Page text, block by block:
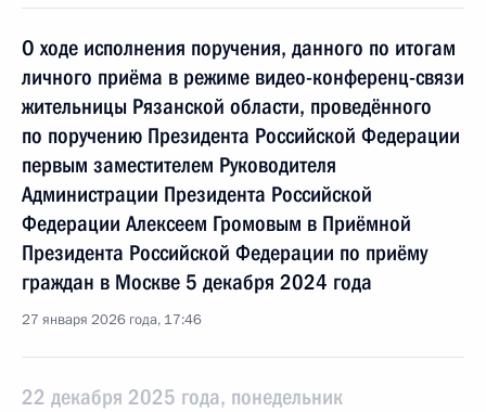
О ходе исполнения поручения, данного по итогам
личного приёма в режиме видео-конференц-связи
жительницы Рязанской области, проведённого
по поручению Президента Российской Федерации
первым заместителем Руководителя
Администрации Президента Российской
Федерации Алексеем Громовым в Приёмной
Президента Российской Федерации по приёму
граждан в Москве 5 декабря 2024 года
27 января 2026 года, 17:46
22 декабря 2025 года, понедельник